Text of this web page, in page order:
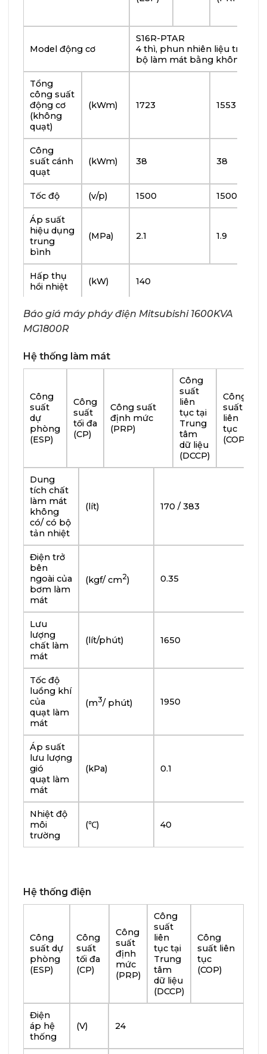
Model động cơ
S16R-PTAR
4 thì, phun nhiên liệu trực
bộ làm mát bằng không
Tổng
công suất
động cơ
(không
quạt)
(kWm) 1723 1553
Công
suất cánh
quạt
(kWm) 38 38
Tốc độ (v/p) 1500 1500
Áp suất
hiệu dụng
trung
bình
(MPa) 2.1 1.9
Hấp thụ
hồi nhiệt
(kW) 140
Số xy lanh 16
Đường
trình
piston
(mm)
Tổng
dung tích
xy lanh
(lít) 65.37
Tỷ số nén
Piston
(m/giây) 9.0
Độ ồn
cách 1m
(Không
bao gồm
hút, xả &
quạt)
Điều tốc
Điều chỉnh tần số
Tải trọng
tức thời
G3
Dải tần số ở trạng
thái ổn định
±0.25%
Nhiệt thải
ra chất
làm mát
Nhiệt thải
ra bộ xả
Nhiệt thải
từ động
cơ ra môi
trường
Báo giá máy pháy điện Mitsubishi 1600KVA
MG1800R
Hệ thống làm mát
Công
suất
dự
phòng
(ESP)
Công
suất
tối đa
(CP)
Công suất
định mức
(PRP)
Công
suất
liên
tục tại
Trung
tâm
dữ liệu
(DCCP)
Công
suất
liên
tục
(COP)
Dung
tích chất
làm mát
không
có/ có bộ
tản nhiệt
(lít) 170 / 383
Điện trở
bên
ngoài của
bơm làm
mát
(kgf/ cm2) 0.35
Lưu
lượng
chất làm
mát
(lít/phút) 1650
Tốc độ
luồng khí
của
quạt làm
mát
(m3/ phút) 1950
Áp suất
lưu lượng
gió
quạt làm
mát
(kPa) 0.1
Nhiệt độ
môi
trường
(℃) 40
Hệ thống điện
Công
suất dự
phòng
(ESP)
Công
suất
tối đa
(CP)
Công
suất
định
mức
(PRP)
Công
suất
liên
tục tại
Trung
tâm
dữ liệu
(DCCP)
Công
suất liên
tục
(COP)
Điện
áp hệ
thống
(V) 24